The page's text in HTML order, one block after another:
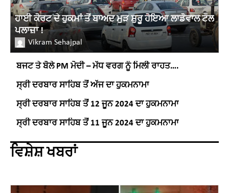
ਹਾਈ ਕੋਰਟ ਦੇ ਹੁਕਮਾਂ ਤੋਂ ਬਾਅਦ ਮੁੜ ਸ਼ੁਰੂ ਹੋਇਆ ਲਾਡੋਵਾਲ ਟੌਲ
ਪਲਾਜ਼ਾ !
Vikram Sehajpal
ਬਜਟ ਤੇ ਬੋਲੇ PM ਮੋਦੀ – ਮੱਧ ਵਰਗ ਨੂੰ ਮਿਲੀ ਰਾਹਤ….
ਸ੍ਰੀ ਦਰਬਾਰ ਸਾਹਿਬ ਤੋਂ ਅੱਜ ਦਾ ਹੁਕਮਨਾਮਾ
ਸ੍ਰੀ ਦਰਬਾਰ ਸਾਹਿਬ ਤੋਂ 12 ਜੂਨ 2024 ਦਾ ਹੁਕਮਨਾਮਾ
ਸ੍ਰੀ ਦਰਬਾਰ ਸਾਹਿਬ ਤੋਂ 11 ਜੂਨ 2024 ਦਾ ਹੁਕਮਨਾਮਾ
ਵਿਸ਼ੇਸ਼ ਖਬਰਾਂ